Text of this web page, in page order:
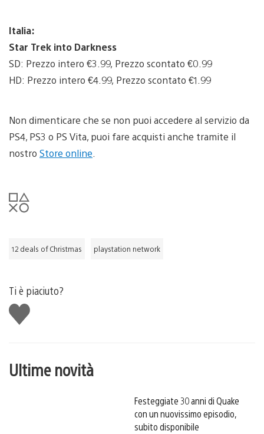
Italia:
Star Trek into Darkness
SD: Prezzo intero €3.99, Prezzo scontato €0.99
HD: Prezzo intero €4.99, Prezzo scontato €1.99
Non dimenticare che se non puoi accedere al servizio da
PS4, PS3 o PS Vita, puoi fare acquisti anche tramite il
nostro Store online
12 deals of Christmas playstation network
Ti è piaciuto?
Mi
piace
Ultime novità
Festeggiate 30 anni di Quake
con un nuovissimo episodio,
subito disponibile